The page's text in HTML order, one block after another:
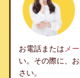
お電話または メ
い。その際に、
さい。